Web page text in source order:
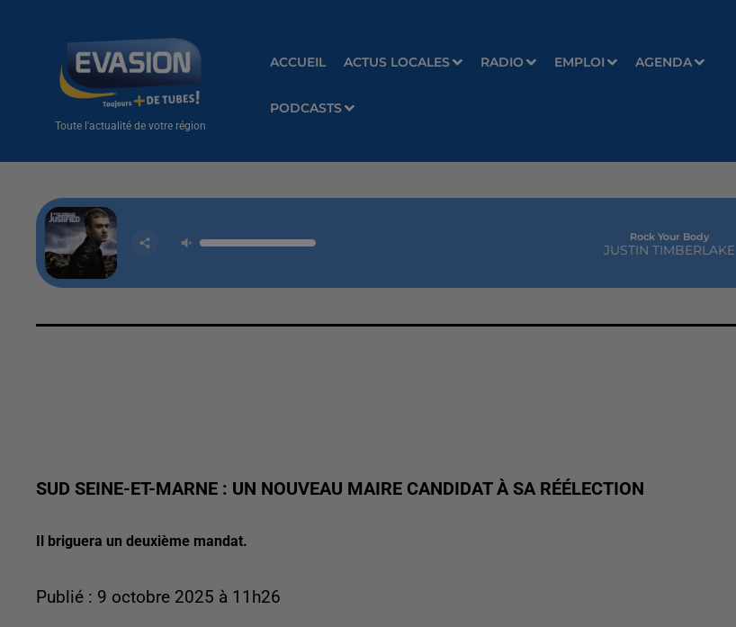
Toute l'actualité de votre région
ACCUEIL ACTUS LOCALES RADIO EMPLOI AGENDA
PODCASTS
Rock Your Body
JUSTIN TIMBERLAKE
SUD SEINE-ET-MARNE : UN NOUVEAU MAIRE CANDIDAT À SA RÉÉLECTION
Il briguera un deuxième mandat.
Publié : 9 octobre 2025 à 11h26